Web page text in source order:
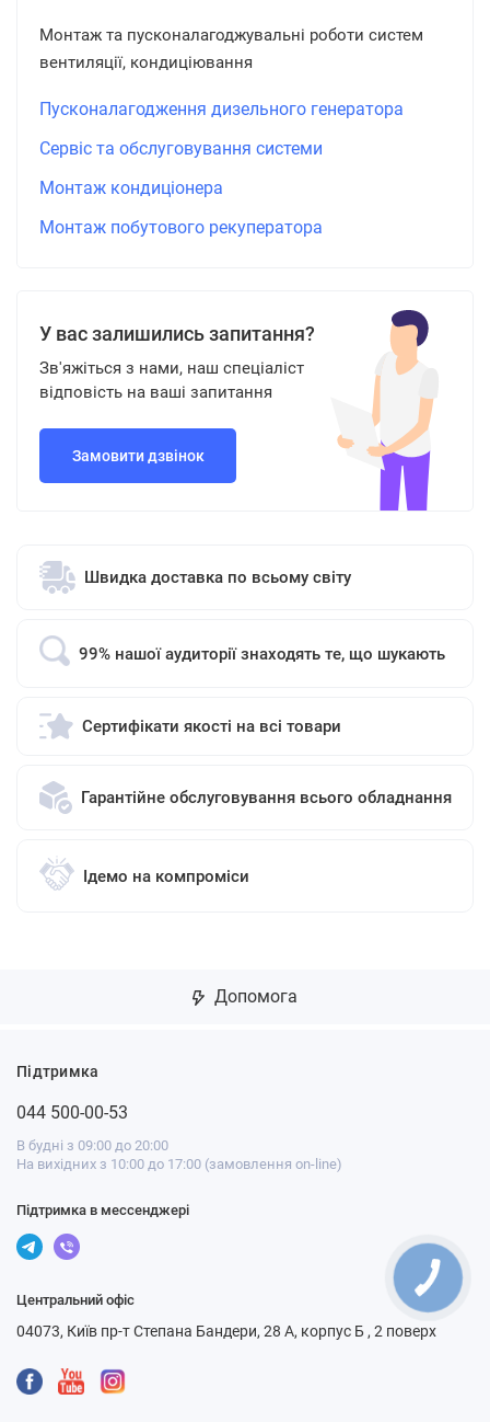
Монтаж та пусконалагоджувальні роботи систем
вентиляції, кондиціювання
Пусконалагодження дизельного генератора
Сервіс та обслуговування системи
Монтаж кондиціонера
Монтаж побутового рекуператора
У вас залишились запитання?
Зв'яжіться з нами, наш спеціаліст
відповість на ваші запитання
Замовити дзвінок
Швидка доставка по всьому світу
99% нашої аудиторії знаходять те, що шукають
Сертифікати якості на всі товари
Гарантійне обслуговування всього обладнання
Ідемо на компроміси
Допомога
Підтримка
044 500-00-53
В будні з 09:00 до 20:00
На вихідних з 10:00 до 17:00 (замовлення on-line)
Підтримка в мессенджері
Центральний офіс
04073, Київ пр-т Степана Бандери, 28 А, корпус Б , 2 поверх